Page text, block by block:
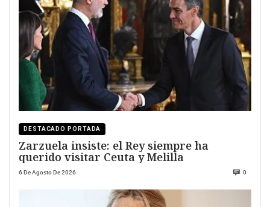
DESTACADO PORTADA
Zarzuela insiste: el Rey siempre ha
querido visitar Ceuta y Melilla
6 De Agosto De 2026 0